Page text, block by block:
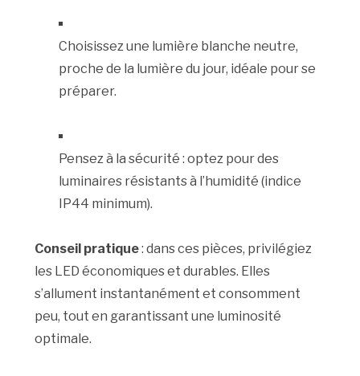
Choisissez une lumière blanche neutre,
proche de la lumière du jour, idéale pour se
préparer.
Pensez à la sécurité : optez pour des
luminaires résistants à l’humidité (indice
IP44 minimum).
Conseil pratique: dans ces pièces, privilégiez
les LED économiques et durables. Elles
s’allument instantanément et consomment
peu, tout en garantissant une luminosité
optimale.